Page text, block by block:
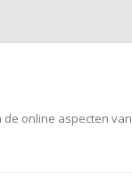
de online aspecten van